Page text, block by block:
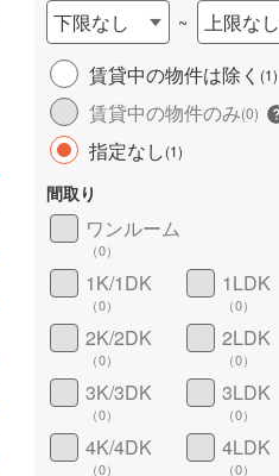
下限なし ~
上限なし
賃貸中の物件は除く (1)
賃貸中の物件のみ(0)
指定なし(1)
間取り
ワンルーム
（0）
1K/1DK
（0）
1LDK
（0）
2K/2DK
（0）
2LDK
（0）
3K/3DK
（0）
3LDK
（0）
4K/4DK
（0）
4LDK
（0）
長期優良住宅 ）
詳しく見る